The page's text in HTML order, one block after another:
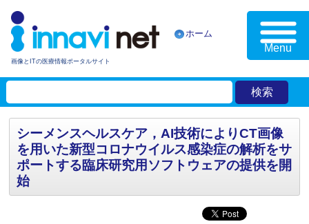
画像とITの医療情報ポータルサイト
ホーム
Menu
シーメンスヘルスケア，AI技術によりCT画像
を用いた新型コロナウイルス感染症の解析をサ
ポートする臨床研究用ソフトウェアの提供を開
始